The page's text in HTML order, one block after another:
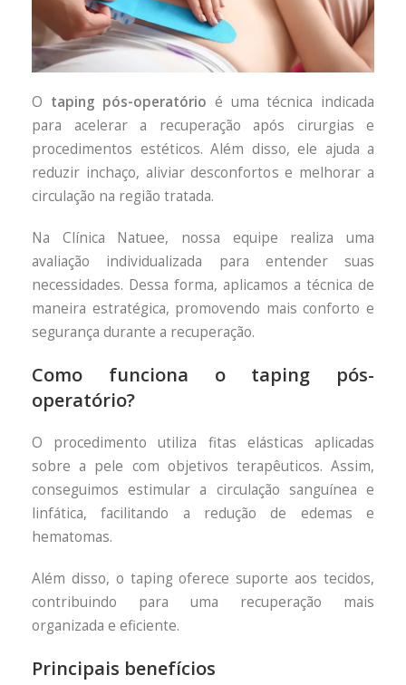
O taping pós-operatório é uma técnica indicada
para acelerar a recuperação após cirurgias e
procedimentos estéticos. Além disso, ele ajuda a
reduzir inchaço, aliviar desconfortos e melhorar a
circulação na região tratada.
Na Clínica Natuee, nossa equipe realiza uma
avaliação individualizada para entender suas
necessidades. Dessa forma, aplicamos a técnica de
maneira estratégica, promovendo mais conforto e
segurança durante a recuperação.
Como funciona o taping pós-
operatório?
O procedimento utiliza fitas elásticas aplicadas
sobre a pele com objetivos terapêuticos. Assim,
conseguimos estimular a circulação sanguínea e
linfática, facilitando a redução de edemas e
hematomas.
Além disso, o taping oferece suporte aos tecidos,
contribuindo para uma recuperação mais
organizada e eficiente.
Principais benefícios